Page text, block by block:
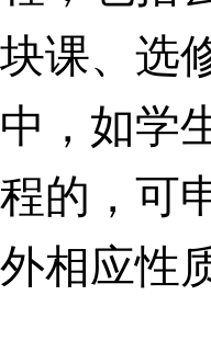
课、 选
，如学
的， 可
相应性